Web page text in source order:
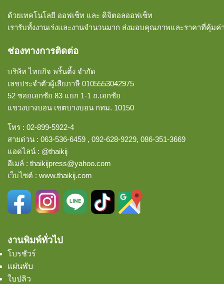
ด้วยเทคโนโลยี ออฟเซ็ท และ ดิจิตอลออฟเซ็ท
เรารับทั้งงานเร่งและงานจำนวนมาก ส่งมอบคุณภาพและราคาที่คุ้มค่
ช่องทางการติดต่อ
บริษัท ไทยกิจ พริ้นติ้ง จำกัด
เลขประจำตัวผู้เสียภาษี 0105553042975
52 ซอยเอกชัย 83 แยก 1-1 ถ.เอกชัย
แขวงบางบอน เขตบางบอน กทม. 10150
โทร : 02-899-5922-4
สายด่วน : 063-536-6459 , 092-628-9229, 086-351-3669
แอดไลน์ : @thaikij
อีเมล์ : thaikijpress@yahoo.com
เว็บไซต์ : www.thaikij.com
งานพิมพ์ทั่วไป
โบรชัวร์
แผ่นพับ
ใบปลิว